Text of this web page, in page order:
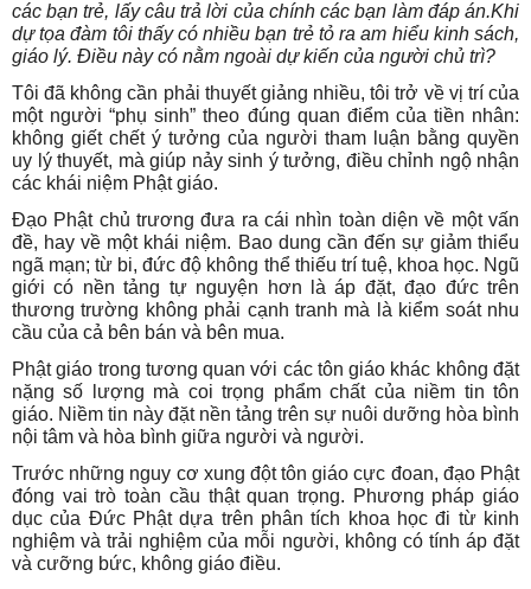
các bạn trẻ, lấy câu trả lời của chính các bạn làm đáp án.Khi
dự tọa đàm tôi thấy có nhiều bạn trẻ tỏ ra am hiểu kinh sách,
giáo lý. Điều này có nằm ngoài dự kiến của người chủ trì?
Tôi đã không cần phải thuyết giảng nhiều, tôi trở về vị trí của
một người “phụ sinh” theo đúng quan điểm của tiền nhân:
không giết chết ý tưởng của người tham luận bằng quyền
uy lý thuyết, mà giúp nảy sinh ý tưởng, điều chỉnh ngộ nhận
các khái niệm Phật giáo.
Đạo Phật chủ trương đưa ra cái nhìn toàn diện về một vấn
đề, hay về một khái niệm. Bao dung cần đến sự giảm thiểu
ngã mạn; từ bi, đức độ không thể thiếu trí tuệ, khoa học. Ngũ
giới có nền tảng tự nguyện hơn là áp đặt, đạo đức trên
thương trường không phải cạnh tranh mà là kiểm soát nhu
cầu của cả bên bán và bên mua.
Phật giáo trong tương quan với các tôn giáo khác không đặt
nặng số lượng mà coi trọng phẩm chất của niềm tin tôn
giáo. Niềm tin này đặt nền tảng trên sự nuôi dưỡng hòa bình
nội tâm và hòa bình giữa người và người.
Trước những nguy cơ xung đột tôn giáo cực đoan, đạo Phật
đóng vai trò toàn cầu thật quan trọng. Phương pháp giáo
dục của Đức Phật dựa trên phân tích khoa học đi từ kinh
nghiệm và trải nghiệm của mỗi người, không có tính áp đặt
và cưỡng bức, không giáo điều.